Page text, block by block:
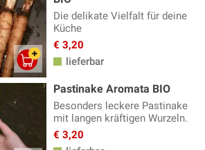
Die delikate Vielfalt für deine
Küche
€ 3,20
lieferbar
Pastinake Aromata BIO
Besonders leckere Pastinake
mit langen kräftigen Wurzeln.
€ 3,20